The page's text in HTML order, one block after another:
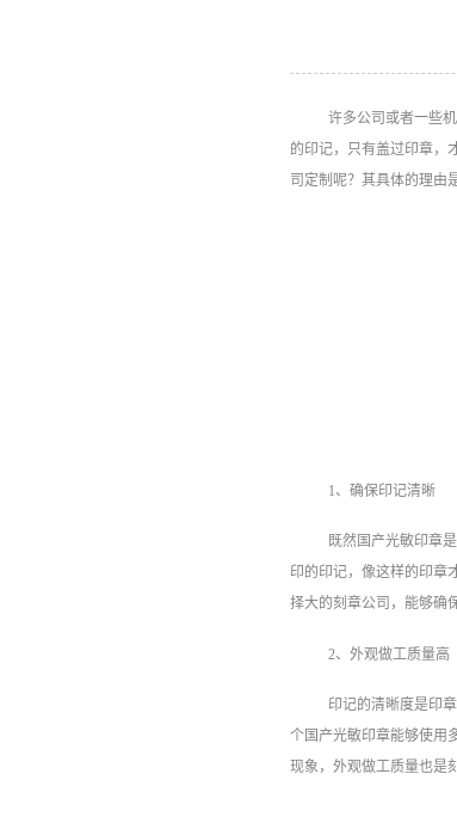
许多公司或者一些
的印记，只有盖过印章，
司定制呢？其具体的理由
1、确保印记清晰
既然国产光敏印章
印的印记，像这样的印章
择大的刻章公司，能够确
2、外观做工质量高
印记的清晰度是印
个国产光敏印章能够使用
现象，外观做工质量也是